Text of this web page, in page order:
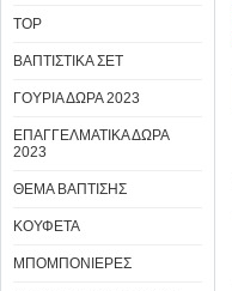
TOP
ΒΑΠΤΙΣΤΙΚΑ ΣΕΤ
ΓΟΥΡΙΑ ΔΩΡΑ 2023
ΕΠΑΓΓΕΛΜΑΤΙΚΑ ΔΩΡΑ
2023
ΘΕΜΑ ΒΑΠΤΙΣΗΣ
ΚΟΥΦΕΤΑ
ΜΠΟΜΠΟΝΙΕΡΕΣ